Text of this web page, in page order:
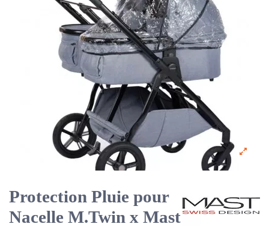
Protection Pluie pour
Nacelle M.Twin x Mast